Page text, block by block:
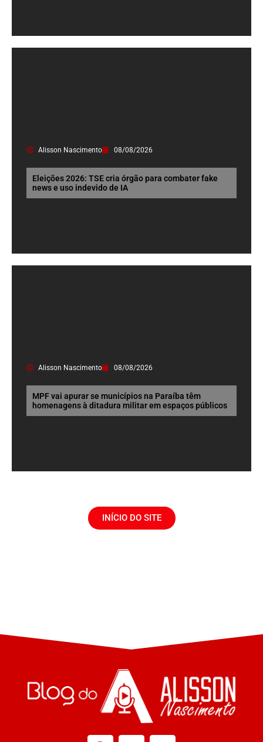
Alisson Nascimento 08/08/2026
Eleições 2026: TSE cria órgão para combater fake
news e uso indevido de IA
Alisson Nascimento 08/08/2026
MPF vai apurar se municípios na Paraíba têm
homenagens à ditadura militar em espaços públicos
INÍCIO DO SITE